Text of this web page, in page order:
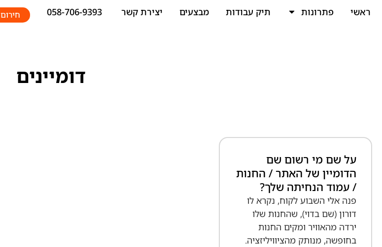
ראשי פתרונות תיק עבודות מבצעים יצירת קשר חירום
דומיינים
על שם מי רשום שם
הדומיין של האתר / החנות
/ עמוד הנחיתה שלך?
פנה אלי השבוע לקוח, נקרא לו
דורון (שם בדוי), שהחנות שלו
ירדה מהאוויר ומקים החנות
בחופשה, מנותק מהציוויליזציה.